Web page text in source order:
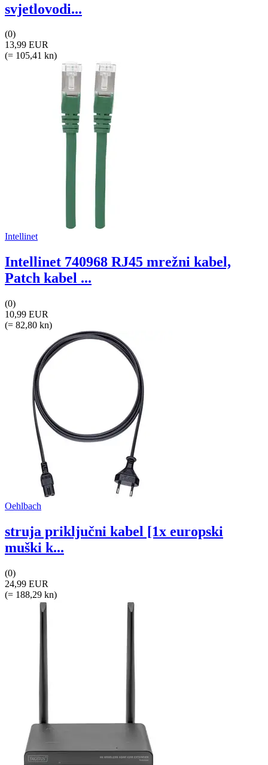
svjetlovodi...
(0)
13,99 EUR
(= 105,41 kn)
Intellinet
Intellinet 740968 RJ45 mrežni kabel,
Patch kabel ...
(0)
10,99 EUR
(= 82,80 kn)
Oehlbach
struja priključni kabel [1x europski
muški k...
(0)
24,99 EUR
(= 188,29 kn)